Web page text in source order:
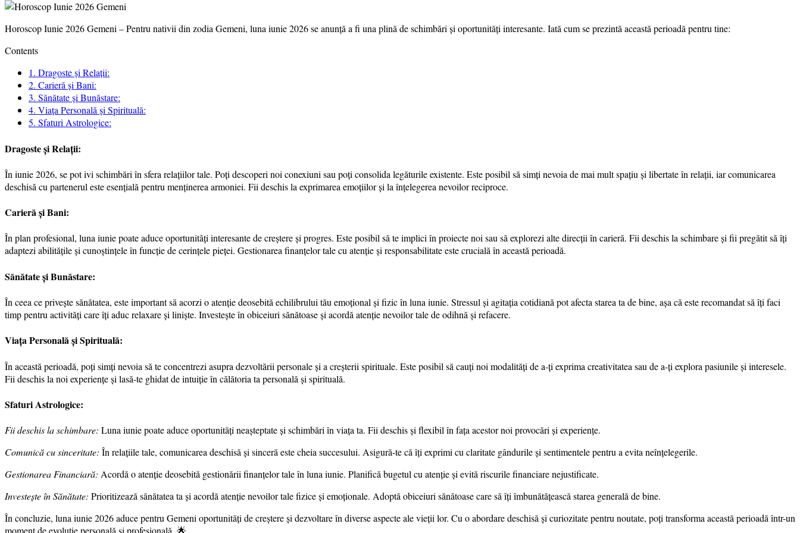
Horoscop Iunie 2026 Gemeni – Pentru nativii din zodia Gemeni, luna iunie 2026 se anunță a fi una plină de schimbări și oportunități interesante. Iată cum se prezintă această perioadă pentru tine:
Contents
1. Dragoste și Relații:
2. Carieră și Bani:
3. Sănătate și Bunăstare:
4. Viața Personală și Spirituală:
5. Sfaturi Astrologice:
Dragoste și Relații:
În iunie 2026, se pot ivi schimbări în sfera relațiilor tale. Poți descoperi noi conexiuni sau poți consolida legăturile existente. Este posibil să simți nevoia de mai mult spațiu și libertate în relații, iar comunicarea
deschisă cu partenerul este esențială pentru menținerea armoniei. Fii deschis la exprimarea emoțiilor și la înțelegerea nevoilor reciproce.
Carieră și Bani:
În plan profesional, luna iunie poate aduce oportunități interesante de creștere și progres. Este posibil să te implici în proiecte noi sau să explorezi alte direcții în carieră. Fii deschis la schimbare și fii pregătit să îți
adaptezi abilitățile și cunoștințele în funcție de cerințele pieței. Gestionarea finanțelor tale cu atenție și responsabilitate este crucială în această perioadă.
Sănătate și Bunăstare:
În ceea ce privește sănătatea, este important să acorzi o atenție deosebită echilibrului tău emoțional și fizic în luna iunie. Stressul și agitația cotidiană pot afecta starea ta de bine, așa că este recomandat să îți faci
timp pentru activități care îți aduc relaxare și liniște. Investește în obiceiuri sănătoase și acordă atenție nevoilor tale de odihnă și refacere.
Viața Personală și Spirituală:
În această perioadă, poți simți nevoia să te concentrezi asupra dezvoltării personale și a creșterii spirituale. Este posibil să cauți noi modalități de a-ți exprima creativitatea sau de a-ți explora pasiunile și interesele.
Fii deschis la noi experiențe și lasă-te ghidat de intuiție în călătoria ta personală și spirituală.
Sfaturi Astrologice:
Fii deschis la schimbare: Luna iunie poate aduce oportunități neașteptate și schimbări în viața ta. Fii deschis și flexibil în fața acestor noi provocări și experiențe.
Comunică cu sinceritate: În relațiile tale, comunicarea deschisă și sinceră este cheia succesului. Asigură-te că îți exprimi cu claritate gândurile și sentimentele pentru a evita neînțelegerile.
Gestionarea Financiară: Acordă o atenție deosebită gestionării finanțelor tale în luna iunie. Planifică bugetul cu atenție și evită riscurile financiare nejustificate.
Investește în Sănătate: Prioritizează sănătatea ta și acordă atenție nevoilor tale fizice și emoționale. Adoptă obiceiuri sănătoase care să îți îmbunătățească starea generală de bine.
În concluzie, luna iunie 2026 aduce pentru Gemeni oportunități de creștere și dezvoltare în diverse aspecte ale vieții lor. Cu o abordare deschisă și curiozitate pentru noutate, poți transforma această perioadă într-un
moment de evoluție personală și profesională. 🌟